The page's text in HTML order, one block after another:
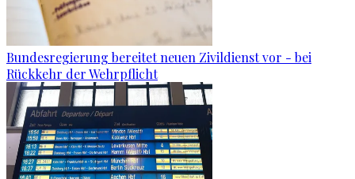
Bundesregierung bereitet neuen Zivildienst vor - bei
Rückkehr der Wehrpflicht